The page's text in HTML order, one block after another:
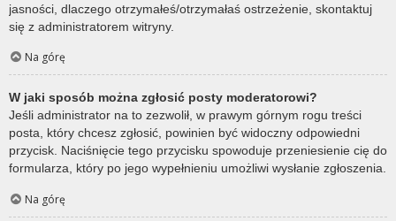
jasności, dlaczego otrzymałeś/otrzymałaś ostrzeżenie, skontaktuj
się z administratorem witryny.
Na górę
W jaki sposób można zgłosić posty moderatorowi?
Jeśli administrator na to zezwolił, w prawym górnym rogu treści
posta, który chcesz zgłosić, powinien być widoczny odpowiedni
przycisk. Naciśnięcie tego przycisku spowoduje przeniesienie cię do
formularza, który po jego wypełnieniu umożliwi wysłanie zgłoszenia.
Na górę